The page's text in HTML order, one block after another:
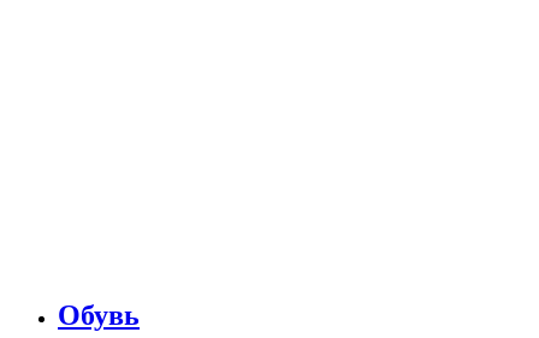
Обувь